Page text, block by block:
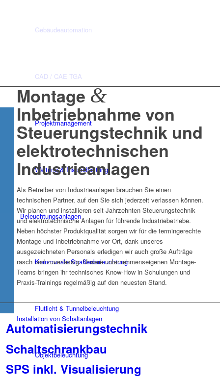
Gebäudeautomation
CAD / CAE TGA
Projektmanagement
Wartung & Instandhaltung
Beleuchtungsanlagen
Kommunale Straßenbeleuchtung
Flutlicht & Tunnelbeleuchtung
Objektbeleuchtung
Automatisierungstechnik
Schaltschrankbau
SPS inkl. Visualisierung
Montage &
Inbetriebnahme von
Steuerungstechnik und
elektrotechnischen
Industrieanlagen
Als Betreiber von Industrieanlagen brauchen Sie einen
technischen Partner, auf den Sie sich jederzeit verlassen können.
Wir planen und installieren seit Jahrzehnten Steuerungstechnik
und elektrotechnische Anlagen für führende Industriebetriebe.
Neben höchster Produktqualität sorgen wir für die termingerechte
Montage und Inbetriebnahme vor Ort, dank unseres
ausgezeichneten Personals erledigen wir auch große Aufträge
rasch und zuverlässig. Unsere unternehmenseigenen Montage-
Teams bringen ihr technisches Know-How in Schulungen und
Praxis-Trainings regelmäßig auf den neuesten Stand.
Installation von Schaltanlagen